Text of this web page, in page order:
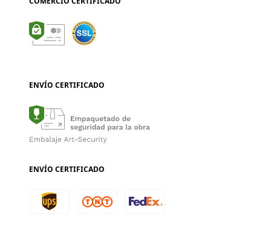
ENVÍO CERTIFICADO
ENVÍO CERTIFICADO